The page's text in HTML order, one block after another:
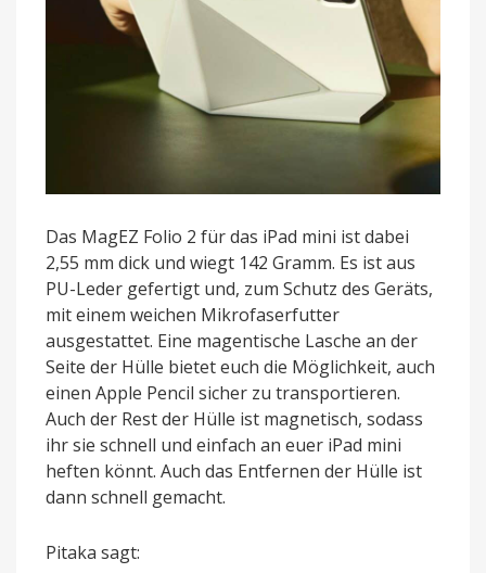
Das MagEZ Folio 2 für das iPad mini ist dabei
2,55 mm dick und wiegt 142 Gramm. Es ist aus
PU-Leder gefertigt und, zum Schutz des Geräts,
mit einem weichen Mikrofaserfutter
ausgestattet. Eine magentische Lasche an der
Seite der Hülle bietet euch die Möglichkeit, auch
einen Apple Pencil sicher zu transportieren.
Auch der Rest der Hülle ist magnetisch, sodass
ihr sie schnell und einfach an euer iPad mini
heften könnt. Auch das Entfernen der Hülle ist
dann schnell gemacht.
Pitaka sagt: